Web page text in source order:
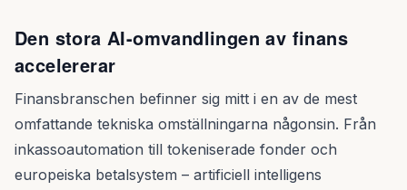
Den stora AI-omvandlingen av finans
accelererar
Finansbranschen befinner sig mitt i en av de mest
omfattande tekniska omställningarna någonsin. Från
inkassoautomation till tokeniserade fonder och
europeiska betalsystem – artificiell intelligens